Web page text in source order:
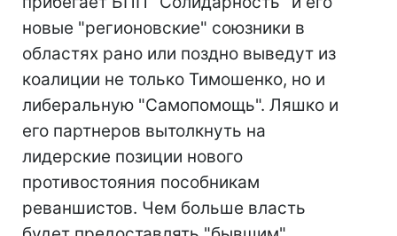
новые "регионовские" союзники в
областях рано или поздно выведут из
коалиции не только Тимошенко, но и
либеральную "Самопомощь". Ляшко и
его партнеров вытолкнуть на
лидерские позиции нового
противостояния пособникам
реваншистов. Чем больше власть